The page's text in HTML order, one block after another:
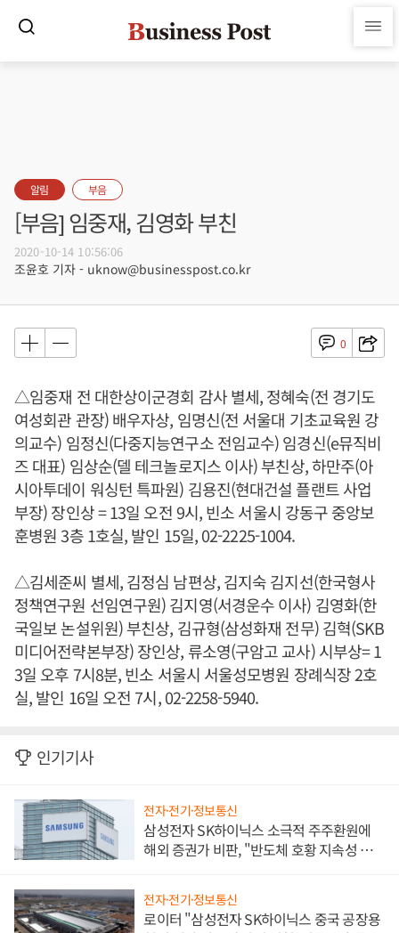
알림 부음
[부음] 임중재, 김영화 부친
2020-10-14 10:56:06
조윤호 기자 - uknow@businesspost.co.kr
0
△임중재 전 대한상이군경회 감사 별세, 정혜숙(전 경기도
여성회관 관장) 배우자상, 임명신(전 서울대 기초교육원 강
의교수) 임정신(다중지능연구소 전임교수) 임경신(e뮤직비
즈 대표) 임상순(델 테크놀로지스 이사) 부친상, 하만주(아
시아투데이 워싱턴 특파원) 김용진(현대건설 플랜트 사업
부장) 장인상 = 13일 오전 9시, 빈소 서울시 강동구 중앙보
훈병원 3층 1호실, 발인 15일, 02-2225-1004.
△김세준씨 별세, 김정심 남편상, 김지숙 김지선(한국형사
정책연구원 선임연구원) 김지영(서경운수 이사) 김영화(한
국일보 논설위원) 부친상, 김규형(삼성화재 전무) 김혁(SKB
미디어전략본부장) 장인상, 류소영(구암고 교사) 시부상= 1
3일 오후 7시8분, 빈소 서울시 서울성모병원 장례식장 2호
실, 발인 16일 오전 7시, 02-2258-5940.
인기기사
전자·전기·정보통신
삼성전자 SK하이닉스 소극적 주주환원에
해외 증권가 비판, "반도체 호황 지속성 의
전자·전기·정보통신
로이터 "삼성전자 SK하이닉스 중국 공장용